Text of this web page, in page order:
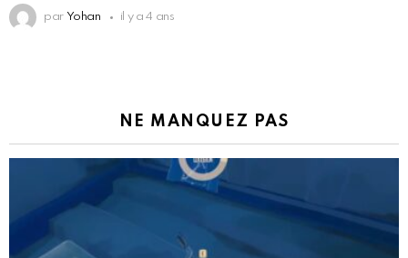
par Yohan il y a 4 ans
NE MANQUEZ PAS